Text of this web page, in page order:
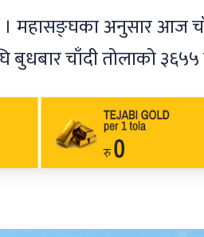
महासङ्घका अनुसार आज
चाँदी तोलाको ३६५५